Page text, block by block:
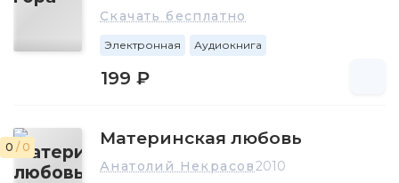
Скачать бесплатно
Электронная Аудиокнига
199 ₽
0 / 0 Материнская любовь
Анатолий Некрасов2010